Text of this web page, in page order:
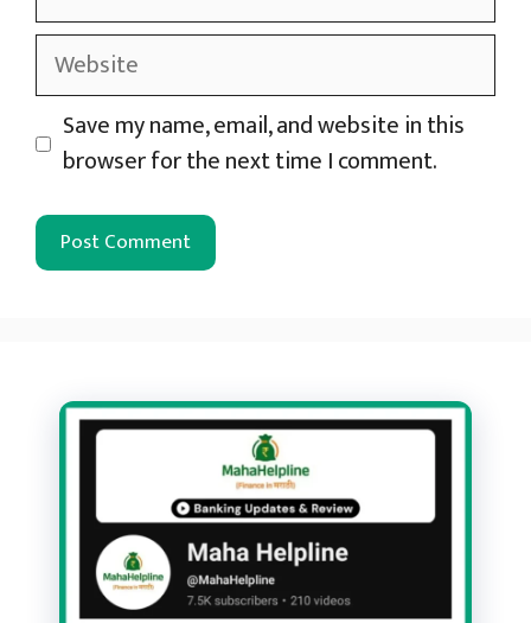
Website
Save my name, email, and website in this
browser for the next time I comment.